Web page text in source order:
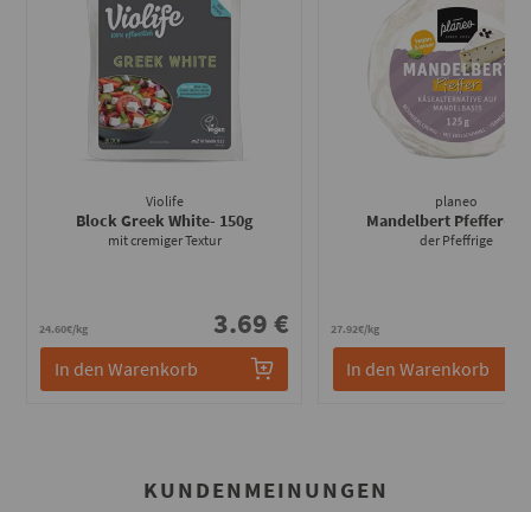
Violife
Block Greek White- 150g
mit cremiger Textur
24.60€/kg 3.69 €
In den Warenkorb
planeo
Mandelbert Pfeffer-
der Pfeffrige
27.92€/kg
In den Warenkorb
KUNDENMEINUNGEN